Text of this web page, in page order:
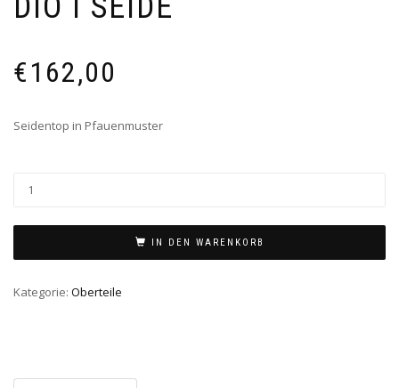
DIÖ I SEIDE
€162,00
Seidentop in Pfauenmuster
IN DEN WARENKORB
Kategorie: Oberteile